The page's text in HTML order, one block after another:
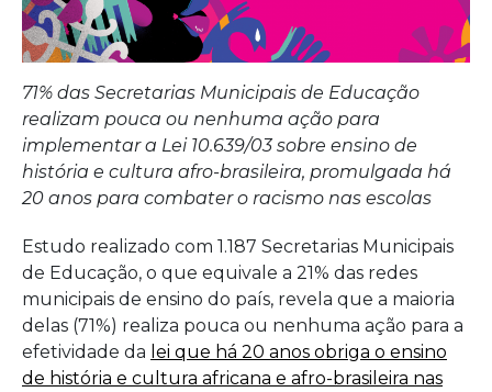
cultura
afro-
não
é
em
713
dos
71% das Secretarias Municipais de Educação
realizam pouca ou nenhuma ação para
implementar a Lei 10.639/03 sobre ensino de
história e cultura afro-brasileira, promulgada há
20 anos para combater o racismo nas escolas
Estudo realizado com 1.187 Secretarias Municipais
de Educação, o que equivale a 21% das redes
municipais de ensino do país, revela que a maioria
delas (71%) realiza pouca ou nenhuma ação para a
efetividade da lei que há 20 anos obriga o ensino
de história e cultura africana e afro-brasileira nas